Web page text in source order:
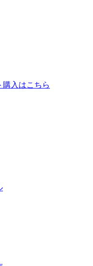
入はこちら